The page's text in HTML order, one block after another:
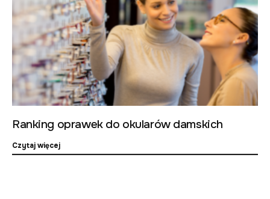
Ranking oprawek do okularów damskich
Czytaj więcej